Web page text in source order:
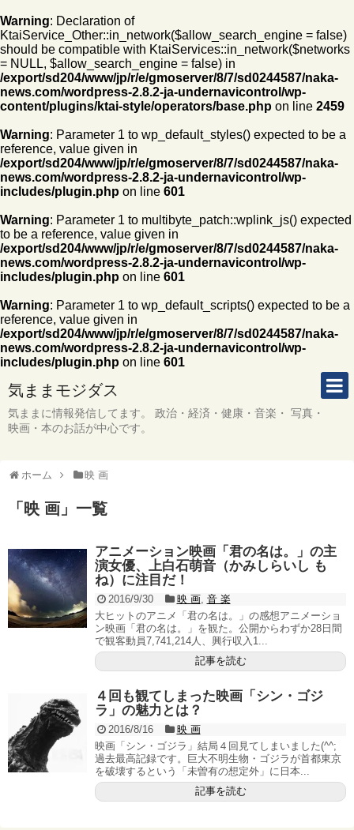
Warning: Declaration of
KtaiService_Other::in_network($allow_search_engine = false)
should be compatible with KtaiServices::in_network($networks
= NULL, $allow_search_engine = false) in
/export/sd204/www/jp/r/e/gmoserver/8/7/sd0244587/naka-
news.com/wordpress-2.8.2-ja-undernavicontrol/wp-
content/plugins/ktai-style/operators/base.php on line 2459
Warning: Parameter 1 to wp_default_styles() expected to be a
reference, value given in
/export/sd204/www/jp/r/e/gmoserver/8/7/sd0244587/naka-
news.com/wordpress-2.8.2-ja-undernavicontrol/wp-
includes/plugin.php on line 601
Warning: Parameter 1 to multibyte_patch::wplink_js() expected
to be a reference, value given in
/export/sd204/www/jp/r/e/gmoserver/8/7/sd0244587/naka-
news.com/wordpress-2.8.2-ja-undernavicontrol/wp-
includes/plugin.php on line 601
Warning: Parameter 1 to wp_default_scripts() expected to be a
reference, value given in
/export/sd204/www/jp/r/e/gmoserver/8/7/sd0244587/naka-
news.com/wordpress-2.8.2-ja-undernavicontrol/wp-
includes/plugin.php on line 601
気ままモジダス
気ままに情報発信してます。 政治・経済・健康・音楽・ 写真・
映画・本のお話が中心です。
ホーム 映 画
「 映 画 」 一覧
アニメーション映画「君の名は。」の主
演女優、上白石萌音（かみしらいし も
ね）に注目だ！
2016/9/30 映 画, 音 楽
大ヒットのアニメ「君の名は。」の感想アニメーショ
ン映画「君の名は。」を観た。公開からわずか28日間
で観客動員7,741,214人、興行収入1...
記事を読む
４回も観てしまった映画「シン・ゴジ
ラ」の魅力とは？
2016/8/16
映 画
映画「シン・ゴジラ」結局４回見てしまいました(^^;
過去最高記録です。巨大不明生物・ゴジラが首都東京
を破壊するという「未曽有の想定外」に日本...
記事を読む